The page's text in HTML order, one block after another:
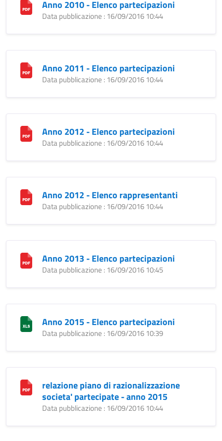
Anno 2010 - Elenco partecipazioni
Data pubblicazione : 16/09/2016 10:44
Anno 2011 - Elenco partecipazioni
Data pubblicazione : 16/09/2016 10:44
Anno 2012 - Elenco partecipazioni
Data pubblicazione : 16/09/2016 10:44
Anno 2012 - Elenco rappresentanti
Data pubblicazione : 16/09/2016 10:44
Anno 2013 - Elenco partecipazioni
Data pubblicazione : 16/09/2016 10:45
Anno 2015 - Elenco partecipazioni
Data pubblicazione : 16/09/2016 10:39
relazione piano di razionalizzazione
societa' partecipate - anno 2015
Data pubblicazione : 16/09/2016 10:44